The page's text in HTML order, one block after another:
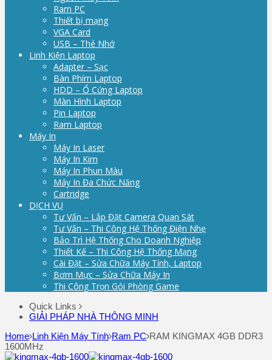
Ram PC
Thiết bị mạng
VGA Card
USB – Thẻ Nhớ
Linh Kiện Laptop
Adapter – Sạc
Bàn Phím Laptop
HDD – Ổ Cứng Laptop
Màn Hình Laptop
Pin Laptop
Ram Laptop
Máy In
Máy In Laser
Máy In Kim
Máy In Phun Màu
Máy In Đa Chức Năng
Cartridge
DỊCH VỤ
Tư Vấn – Lắp Đặt Camera Quan Sát
Tư Vấn – Thi Công Hệ Thống Điện Nhẹ
Bảo Trì Hệ Thống Cho Doanh Nghiệp
Thiết Kế – Thi Công Hệ Thống Mạng
Cài Đặt – Sửa Chữa Máy Tính, Laptop
Bơm Mực – Sửa Chữa Máy In
Thi Công Trọn Gói Phòng Game
Quick Links
GIẢI PHÁP NHÀ THÔNG MINH
Home Linh Kiện Máy Tính Ram PC RAM KINGMAX 4GB DDR3
1600MHz